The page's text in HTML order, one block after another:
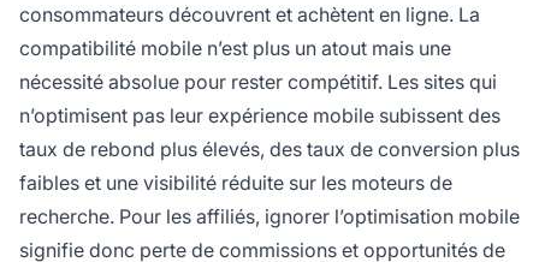
consommateurs découvrent et achètent en ligne. La
compatibilité mobile n’est plus un atout mais une
nécessité absolue pour rester compétitif. Les sites qui
n’optimisent pas leur expérience mobile subissent des
taux de rebond plus élevés, des taux de conversion plus
faibles et une visibilité réduite sur les moteurs de
recherche. Pour les affiliés, ignorer l’optimisation mobile
signifie donc perte de commissions et opportunités de